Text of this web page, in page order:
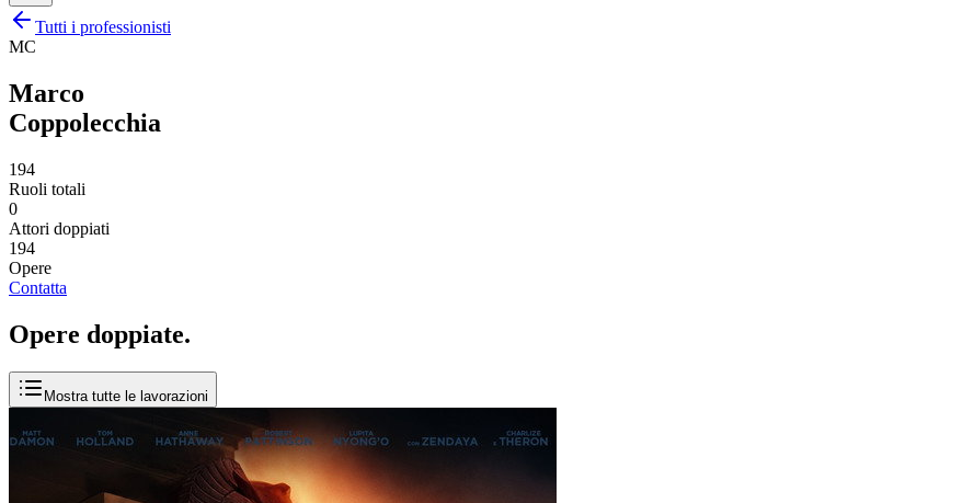
Tutti i professionisti
MC
Marco
Coppolecchia
194
Ruoli totali
0
Attori doppiati
194
Opere
Contatta
Opere doppiate.
Mostra tutte le lavorazioni